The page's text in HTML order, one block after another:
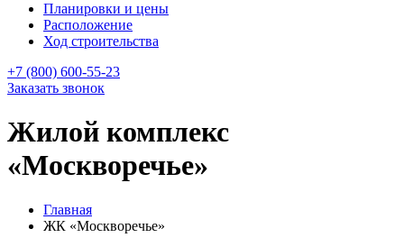
Планировки и цены
Расположение
Ход строительства
+7 (800) 600-55-23
Заказать звонок
Жилой комплекс
«Москворечье»
Главная
ЖК «Москворечье»